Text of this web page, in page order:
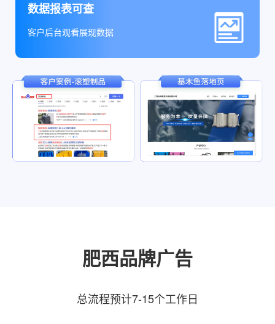
数据报表可查
客户后台观看展现数据
肥西品牌广告
总流程预计7-15个工作日